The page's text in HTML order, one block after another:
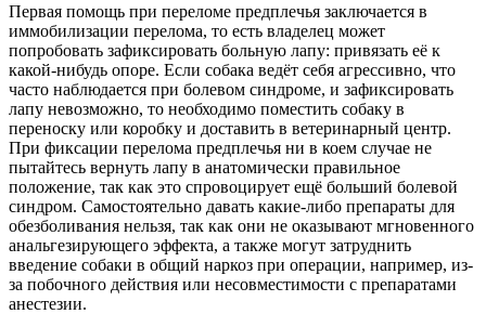
Первая помощь при переломе предплечья заключается в
иммобилизации перелома, то есть владелец может
попробовать зафиксировать больную лапу: привязать её к
какой-нибудь опоре. Если собака ведёт себя агрессивно, что
часто наблюдается при болевом синдроме, и зафиксировать
лапу невозможно, то необходимо поместить собаку в
переноску или коробку и доставить в ветеринарный центр.
При фиксации перелома предплечья ни в коем случае не
пытайтесь вернуть лапу в анатомически правильное
положение, так как это спровоцирует ещё больший болевой
синдром. Самостоятельно давать какие-либо препараты для
обезболивания нельзя, так как они не оказывают мгновенного
анальгезирующего эффекта, а также могут затруднить
введение собаки в общий наркоз при операции, например, из-
за побочного действия или несовместимости с препаратами
анестезии.